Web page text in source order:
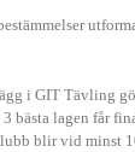
i GIT Tävling
bästa lagen får
blir vid minst